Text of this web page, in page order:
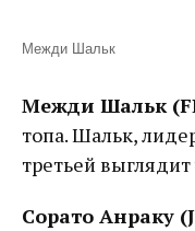
Межди Шальк
Межди Шальк
топа. Шальк,
третьей
Сорато Анраку